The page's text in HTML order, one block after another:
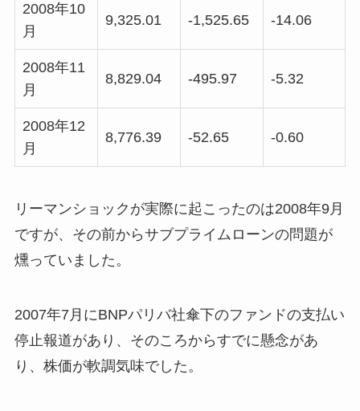
2008年10
月
9,325.01 -1,525.65 -14.06
2008年11
月
8,829.04 -495.97 -5.32
2008年12
月
8,776.39 -52.65 -0.60
リーマンショックが実際に起こったのは2008年9月
ですが、その前からサブプライムローンの問題が
燻っていました。
2007年7月にBNPパリバ社傘下のファンドの支払い
停止報道があり、そのころからすでに懸念があ
り、株価が軟調気味でした。